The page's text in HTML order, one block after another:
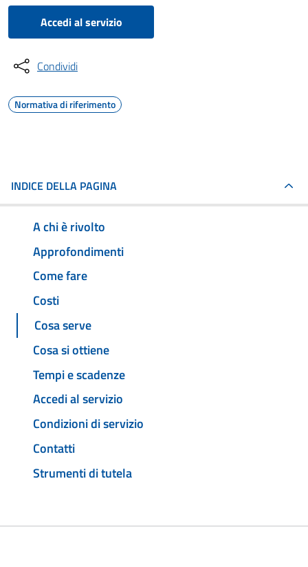
Accedi al servizio
Condividi
Normativa di riferimento
INDICE DELLA PAGINA
A chi è rivolto
Approfondimenti
Come fare
Costi
Cosa serve
Cosa si ottiene
Tempi e scadenze
Accedi al servizio
Condizioni di servizio
Contatti
Strumenti di tutela